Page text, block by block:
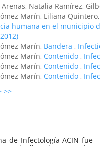
Natalia Ramírez,
Marín, Liliana Quintero,
humana en el municipio
Marín, Bandera ,
Marín, Contenido ,
Marín, Contenido ,
Marín, Contenido ,
>>
de Infectología ACIN fue